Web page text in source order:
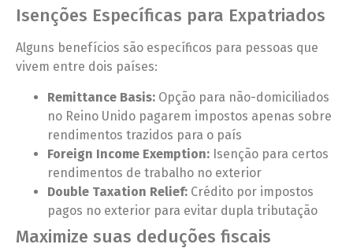
Isenções Específicas para Expatriados
Alguns benefícios são específicos para pessoas que
vivem entre dois países:
Remittance Basis: Opção para não-domiciliados
no Reino Unido pagarem impostos apenas sobre
rendimentos trazidos para o país
Foreign Income Exemption: Isenção para certos
rendimentos de trabalho no exterior
Double Taxation Relief: Crédito por impostos
pagos no exterior para evitar dupla tributação
Maximize suas deduções fiscais